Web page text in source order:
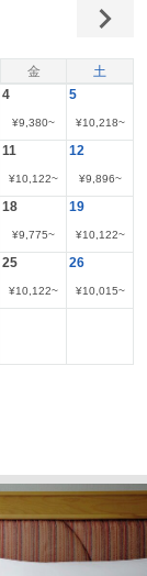
金 土
4
¥9,380~
5
¥10,218~
11
¥10,122~
12
¥9,896~
18
¥9,775~
19
¥10,122~
25
¥10,122~
26
¥10,015~